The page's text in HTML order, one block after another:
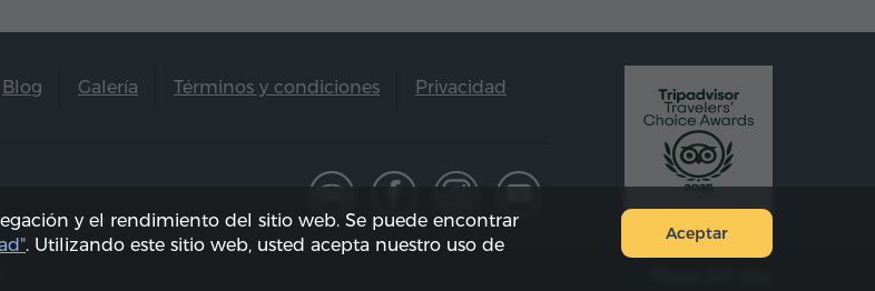
Blog Galería Términos y condiciones Privacidad
y el rendimiento del sitio web. Se puede encontrar
. Utilizando este sitio web, usted acepta nuestro uso de
Aceptar